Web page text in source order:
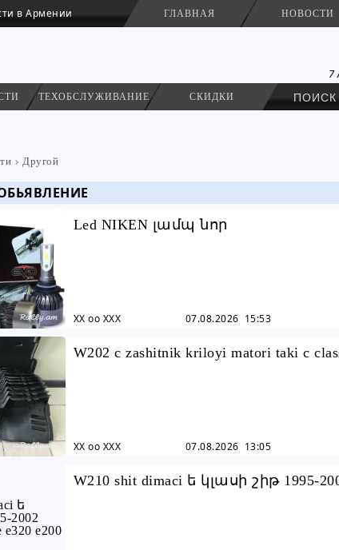
в Армении ГЛАВНАЯ НОВОСТИ
7
ТЕХОБСЛУЖИВАНИЕ СКИДКИ
Другой
Led NIKEN լամպ նոր
XX oo XXX 07.08.2026 15:53
W202 c zashitnik kriloyi matori taki c
XX oo XXX 07.08.2026 13:05
W210 shit dimaci ե կլասի շիթ 1995-